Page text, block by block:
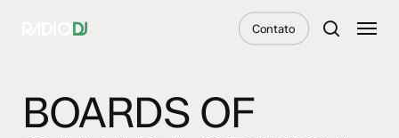
Contato
search
Menu
BOARDS OF